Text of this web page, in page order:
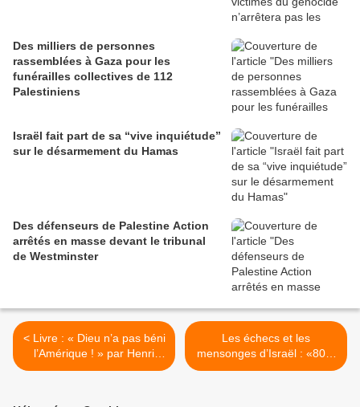
Des milliers de personnes
rassemblées à Gaza pour les
funérailles collectives de 112
Palestiniens
Israël fait part de sa “vive inquiétude”
sur le désarmement du Hamas
Des défenseurs de Palestine Action
arrêtés en masse devant le tribunal
de Westminster
< Livre : « Dieu n’a pas béni
l’Amérique ! » par Henri
Roure
Les échecs et les
mensonges d’Israël : «80%
des soldats du Hamas sont